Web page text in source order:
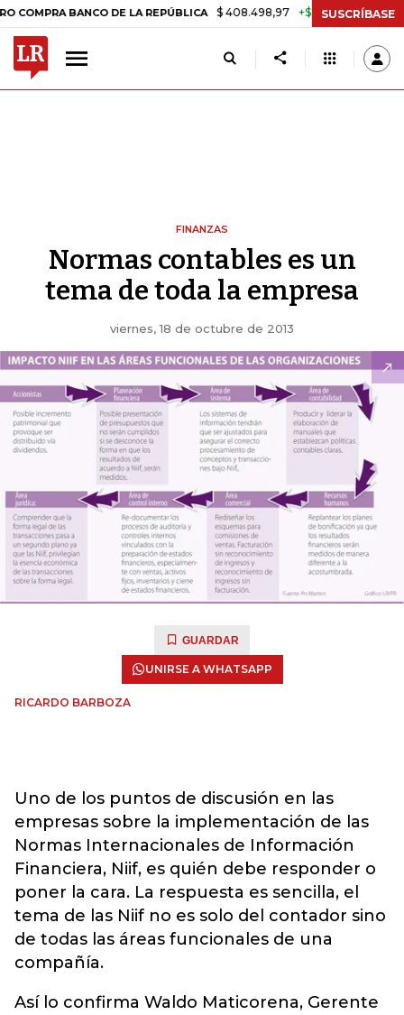
BANCO DE LA REPÚBLICA $ 408.498,97 +$ 8.753,81 +2,19%
SUSCRÍBASE
FINANZAS
Normas contables es un
tema de toda la empresa
viernes, 18 de octubre de 2013
GUARDAR
UNIRSE A WHATSAPP
RICARDO BARBOZA
Uno de los puntos de discusión en las
empresas sobre la implementación de las
Normas Internacionales de Información
Financiera, Niif, es quién debe responder o
poner la cara. La respuesta es sencilla, el
tema de las Niif no es solo del contador sino
de todas las áreas funcionales de una
compañía.
Así lo confirma Waldo Maticorena, Gerente